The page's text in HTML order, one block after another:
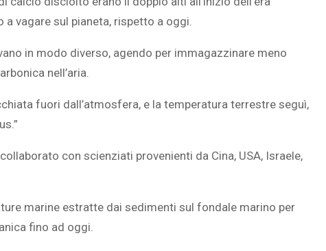
vagare sul pianeta, rispetto a oggi.
in modo diverso, agendo per immagazzinare meno
nell’aria.
fuori dall’atmosfera, e la temperatura terrestre seguì,
con scienziati provenienti da Cina, USA, Israele,
marine estratte dai sedimenti sul fondale marino per
fino ad oggi.
MELODIE CHE LE
IMMAGINANO
ASSENZA DI FIGLI IN ETÀ